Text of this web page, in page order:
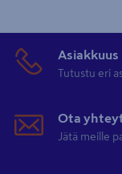
Asiakkuus
Tutustu eri
Ota
Jätä meille